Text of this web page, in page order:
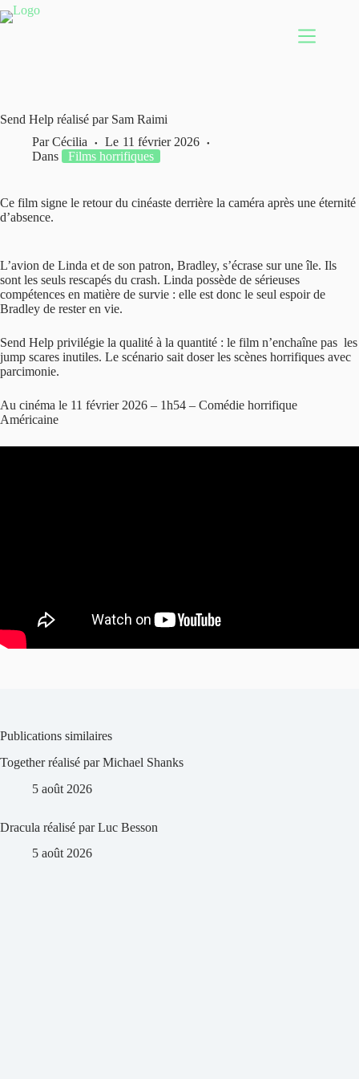
Passer
au
Send Help réalisé par Sam Raimi
Par Cécilia Le 11 février 2026
Dans
Films horrifiques
Ce film signe le retour du cinéaste derrière la caméra après une éternité
d’absence.
L’avion de Linda et de son patron, Bradley, s’écrase sur une île. Ils
sont les seuls rescapés du crash. Linda possède de sérieuses
compétences en matière de survie : elle est donc le seul espoir de
Bradley de rester en vie.
Send Help privilégie la qualité à la quantité : le film n’enchaîne pas les
jump scares inutiles. Le scénario sait doser les scènes horrifiques avec
parcimonie.
Au cinéma le 11 février 2026 – 1h54 – Comédie horrifique
Américaine
Publications similaires
Together réalisé par Michael Shanks
5 août 2026
Dracula réalisé par Luc Besson
5 août 2026